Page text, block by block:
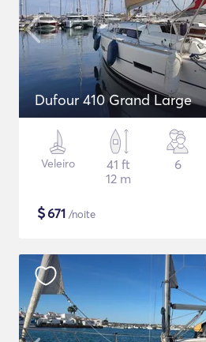
Dufour 410 Grand Large
Veleiro
41 ft
12 m
6
$671 /noite